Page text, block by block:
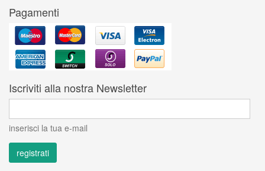
Pagamenti
Iscriviti alla nostra Newsletter
inserisci la tua e-mail